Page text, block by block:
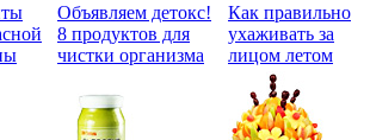
Объявляем детокс!
8 продуктов для
чистки организма
Как правильно
ухаживать за
лицом летом